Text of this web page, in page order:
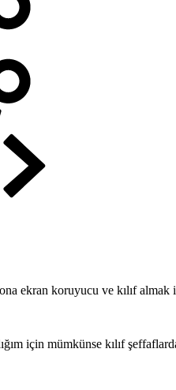
ekran koruyucu ve kılıf almak
için mümkünse kılıf